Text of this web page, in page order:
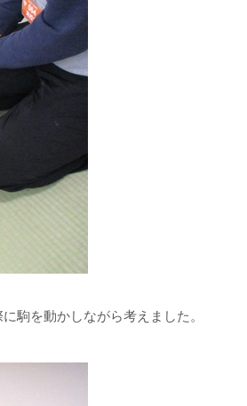
駒を動かしながら考えました。